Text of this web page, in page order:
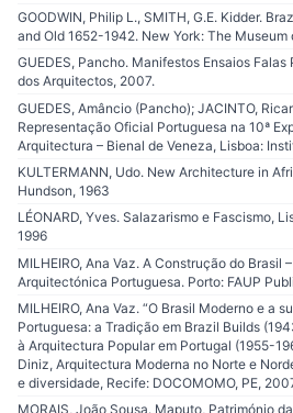
GOODWIN, Philip L., SMITH, G.E. Kidder.
and Old 1652-1942. New York: The Museum
GUEDES, Pancho. Manifestos Ensaios
dos Arquitectos, 2007.
GUEDES, Amâncio (Pancho); JACINTO,
Representação Oficial Portuguesa na 10ª
Arquitectura – Bienal de Veneza, Lisboa:
KULTERMANN, Udo. New Architecture in
Hundson, 1963
LÉONARD, Yves. Salazarismo e Fascismo,
1996
MILHEIRO, Ana Vaz. A Construção do Brasil
Arquitectónica Portuguesa. Porto: FAUP
MILHEIRO, Ana Vaz. “O Brasil Moderno e a
Portuguesa: a Tradição em Brazil Builds
à Arquitectura Popular em Portugal (1955-
Diniz, Arquitectura Moderna no Norte e
e diversidade, Recife: DOCOMOMO, PE,
MORAIS, João Sousa. Maputo, Património